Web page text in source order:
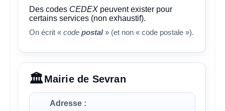
Des codes CEDEX peuvent exister pour
certains services (non exhaustif).
On écrit «codepostal» (et non « code postale »).
Mairie de Sevran
Adresse :